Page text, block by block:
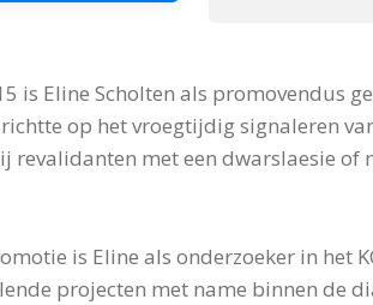
is Eline Scholten als promovendus
op het vroegtijdig signaleren
revalidanten met een dwarslaesie of
is Eline als onderzoeker in het
projecten met name binnen de